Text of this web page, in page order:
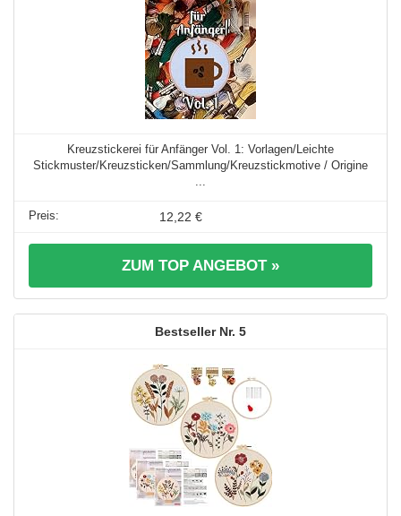
Kreuzstickerei für Anfänger Vol. 1: Vorlagen/Leichte
Stickmuster/Kreuzsticken/Sammlung/Kreuzstickmotive / Origine
12,22 €
ZUM TOP ANGEBOT »
5